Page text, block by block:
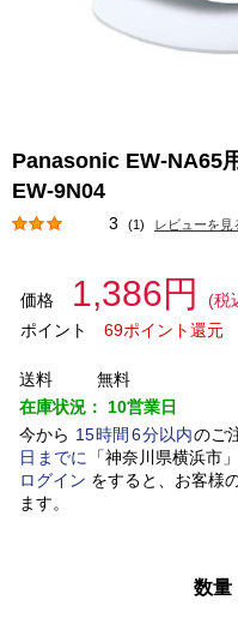
Panasonic EW-NA65
EW-9N04
3 (1) レビューを見
価格 1,386円
(税
ポイント
69ポイント還元
送料
無料
在庫状況： 10営業日
今から 15時間 6分以内のご
日 までに 「神奈川県横浜市」
ログイン をすると、お客様
ます。
数量